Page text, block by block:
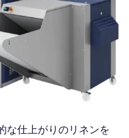
な仕上がりのリネンを